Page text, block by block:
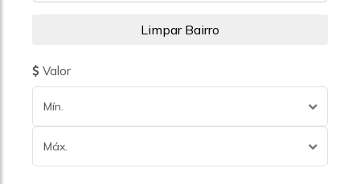
Valor
Mín.
Máx.